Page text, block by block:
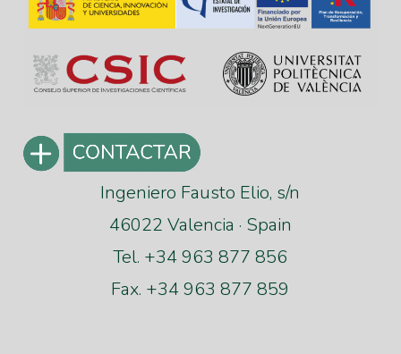
Ingeniero Fausto Elio, s/n
46022 Valencia · Spain
Tel. +34 963 877 856
Fax. +34 963 877 859